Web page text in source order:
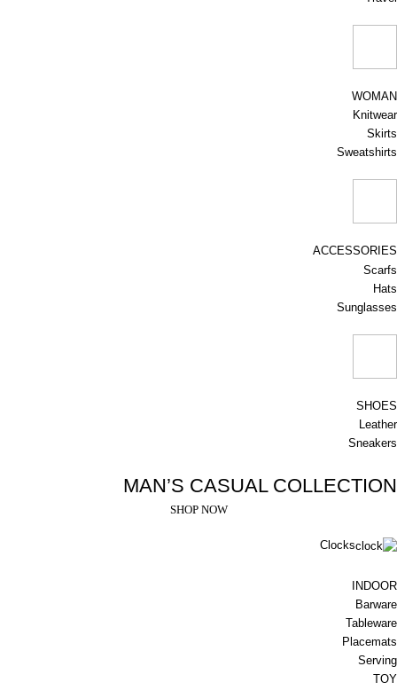
WOMAN
Knitwear
Skirts
Sweatshirts
ACCESSORIES
Scarfs
Hats
Sunglasses
SHOES
Leather
Sneakers
MAN’S CASUAL COLLECTION
SHOP NOW
Clocks
INDOOR
Barware
Tableware
Placemats
Serving
TOY